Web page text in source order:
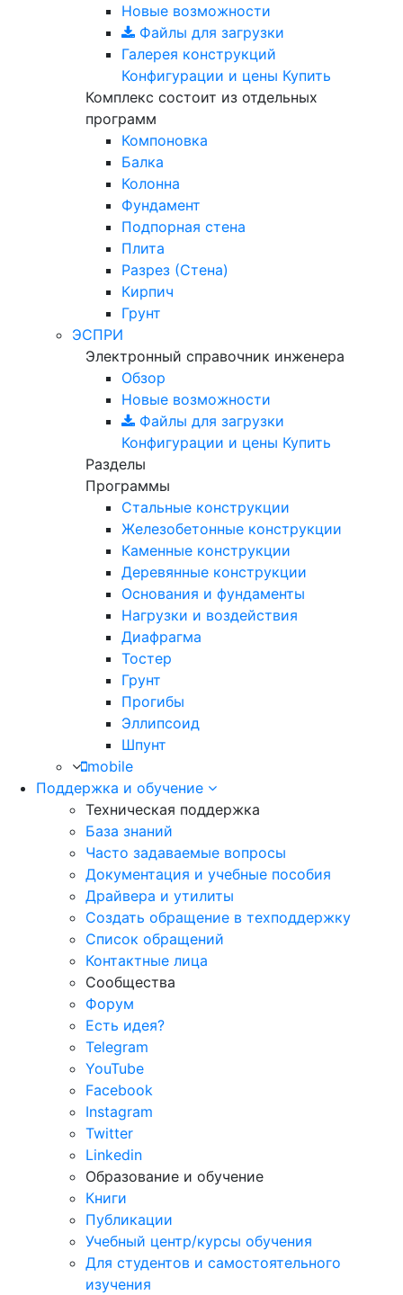
Новые возможности
Файлы для загрузки
Галерея конструкций
Конфигурации и цены Купить
Комплекс состоит из отдельных
программ
Компоновка
Балка
Колонна
Фундамент
Подпорная стена
Плита
Разрез (Стена)
Кирпич
Грунт
ЭСПРИ
Электронный справочник инженера
Обзор
Новые возможности
Файлы для загрузки
Конфигурации и цены Купить
Разделы
Программы
Стальные конструкции
Железобетонные конструкции
Каменные конструкции
Деревянные конструкции
Основания и фундаменты
Нагрузки и воздействия
Диафрагма
Тостер
Грунт
Прогибы
Эллипсоид
Шпунт
mobile
Поддержка и обучение
Техническая поддержка
База знаний
Часто задаваемые вопросы
Документация и учебные пособия
Драйвера и утилиты
Создать обращение в техподдержку
Список обращений
Контактные лица
Сообщества
Форум
Есть идея?
Telegram
YouTube
Facebook
Instagram
Twitter
Linkedin
Образование и обучение
Книги
Публикации
Учебный центр/курсы обучения
Для студентов и самостоятельного
изучения